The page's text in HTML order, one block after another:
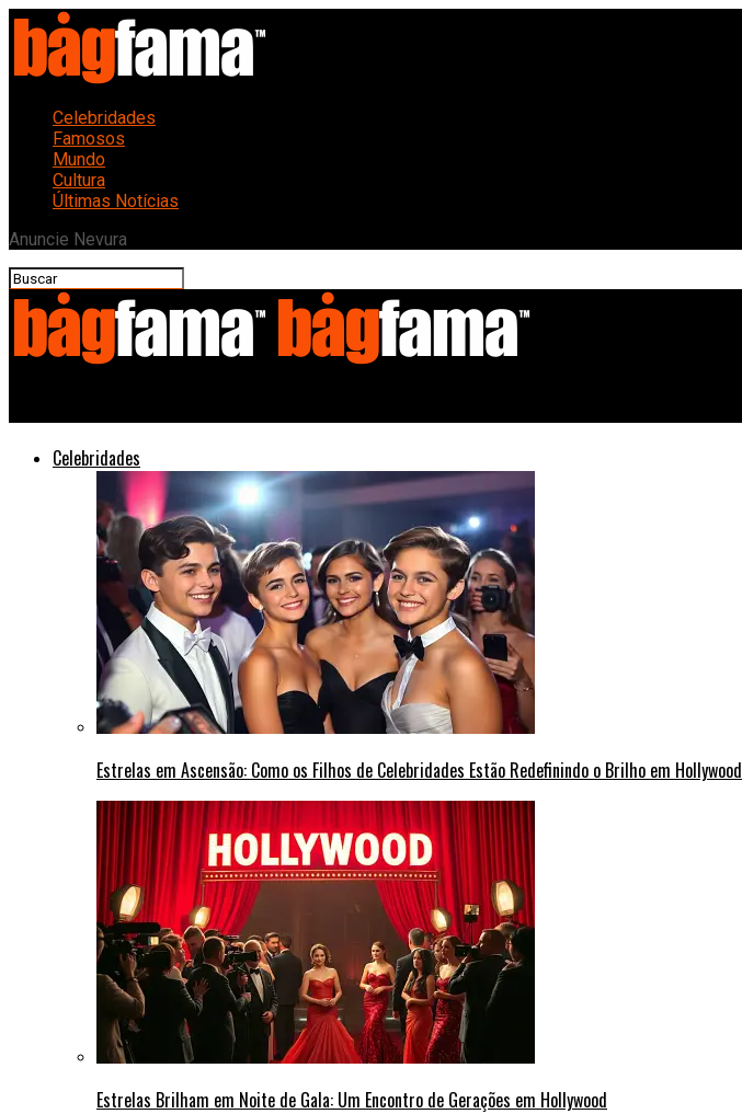
Celebridades
Famosos
Mundo
Cultura
Últimas Notícias
Anuncie Nevura
Celebridades
Estrelas em Ascensão: Como os Filhos de Celebridades Estão Redefinindo o Brilho em Hollywood
Estrelas Brilham em Noite de Gala: Um Encontro de Gerações em Hollywood